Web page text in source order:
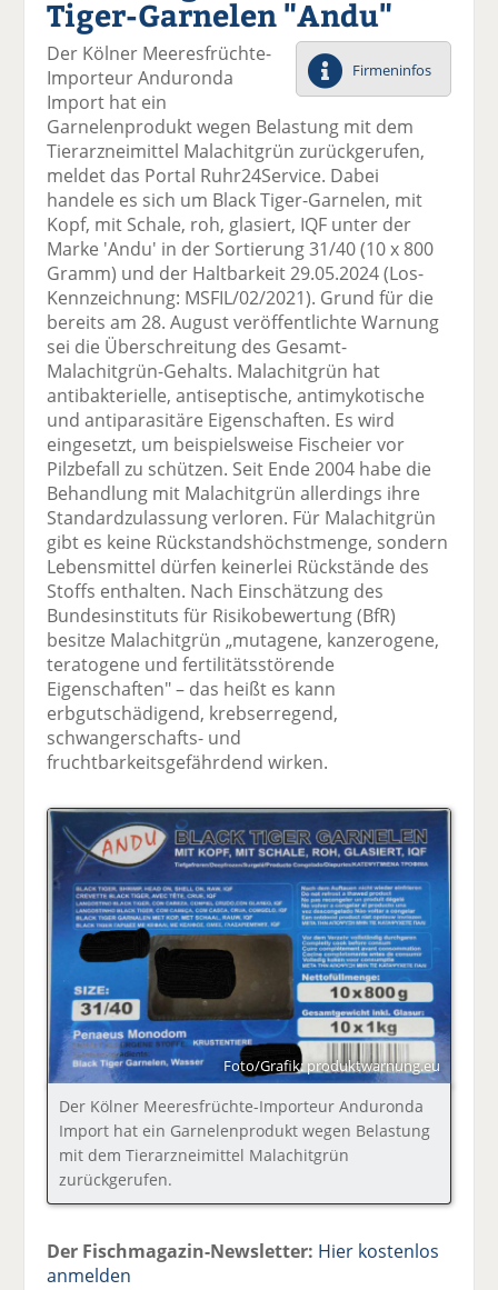
el
a
uf
F
ac
e
b
o
o
k
te
il
e
n
el
t
wi
tt
er
n
el
uf
Li
n
k
e
n
te
il
e
n
er
E
m
ai
l
er
se
n
d
e
n
ck
e
Tiger-Garnelen "Andu"
Firmeninfos
Der Kölner Meeresfrüchte-
Importeur Anduronda
Import hat ein
Garnelenprodukt wegen Belastung mit dem
Tierarzneimittel Malachitgrün zurückgerufen,
meldet das Portal Ruhr24Service. Dabei
handele es sich um Black Tiger-Garnelen, mit
Kopf, mit Schale, roh, glasiert, IQF unter der
Marke 'Andu' in der Sortierung 31/40 (10 x 800
Gramm) und der Haltbarkeit 29.05.2024 (Los-
Kennzeichnung: MSFIL/02/2021). Grund für die
bereits am 28. August veröffentlichte Warnung
sei die Überschreitung des Gesamt-
Malachitgrün-Gehalts. Malachitgrün hat
antibakterielle, antiseptische, antimykotische
und antiparasitäre Eigenschaften. Es wird
eingesetzt, um beispielsweise Fischeier vor
Pilzbefall zu schützen. Seit Ende 2004 habe die
Behandlung mit Malachitgrün allerdings ihre
Standardzulassung verloren. Für Malachitgrün
gibt es keine Rückstandshöchstmenge, sondern
Lebensmittel dürfen keinerlei Rückstände des
Stoffs enthalten. Nach Einschätzung des
Bundesinstituts für Risikobewertung (BfR)
besitze Malachitgrün „mutagene, kanzerogene,
teratogene und fertilitätsstörende
Eigenschaften" – das heißt es kann
erbgutschädigend, krebserregend,
schwangerschafts- und
fruchtbarkeitsgefährdend wirken.
Foto/Grafik: produktwarnung.eu
Der Kölner Meeresfrüchte-Importeur Anduronda
Import hat ein Garnelenprodukt wegen Belastung
mit dem Tierarzneimittel Malachitgrün
zurückgerufen.
Der Fischmagazin-Newsletter: Hier kostenlos
anmelden